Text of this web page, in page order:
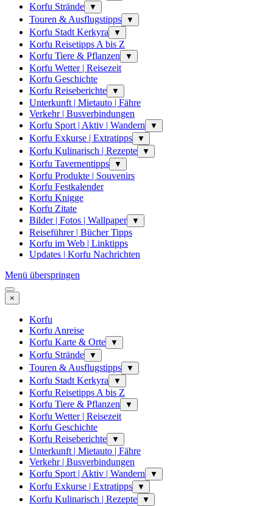
Korfu Strände ▼
Touren & Ausflugstipps ▼
Korfu Stadt Kerkyra ▼
Korfu Reisetipps A bis Z
Korfu Tiere & Pflanzen
▼
Korfu Wetter | Reisezeit
Korfu Geschichte
Korfu Reiseberichte
▼
Unterkunft | Mietauto | Fähre
Verkehr | Busverbindungen
Korfu Sport | Aktiv | Wandern
▼
Korfu Exkurse | Extratipps ▼
Korfu Kulinarisch | Rezepte ▼
Korfu Tavernentipps ▼
Korfu Produkte | Souvenirs
Korfu Festkalender
Korfu Knigge
Korfu Zitate
Bilder | Fotos | Wallpaper
▼
Reiseführer | Bücher Tipps
Korfu im Web | Linktipps
Updates | Korfu Nachrichten
Menü überspringen
×
Korfu
Korfu Anreise
Korfu Karte & Orte
▼
Korfu Strände ▼
Touren & Ausflugstipps ▼
Korfu Stadt Kerkyra ▼
Korfu Reisetipps A bis Z
Korfu Tiere & Pflanzen
▼
Korfu Wetter | Reisezeit
Korfu Geschichte
Korfu Reiseberichte
▼
Unterkunft | Mietauto | Fähre
Verkehr | Busverbindungen
Korfu Sport | Aktiv | Wandern
▼
Korfu Exkurse | Extratipps ▼
Korfu Kulinarisch | Rezepte ▼